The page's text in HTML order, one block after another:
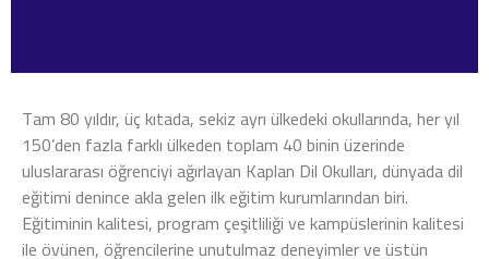
Tam 80 yıldır, üç kıtada, sekiz ayrı ülkedeki okullarında, her yıl
150’den fazla farklı ülkeden toplam 40 binin üzerinde
uluslararası öğrenciyi ağırlayan Kaplan Dil Okulları, dünyada dil
eğitimi denince akla gelen ilk eğitim kurumlarından biri.
Eğitiminin kalitesi, program çeşitliliği ve kampüslerinin kalitesi
ile övünen, öğrencilerine unutulmaz deneyimler ve üstün